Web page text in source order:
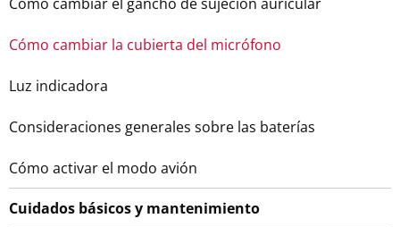
Cómo cambiar la cubierta del micrófono
Luz indicadora
Consideraciones generales sobre las baterías
Cómo activar el modo avión
Cuidados básicos y mantenimiento